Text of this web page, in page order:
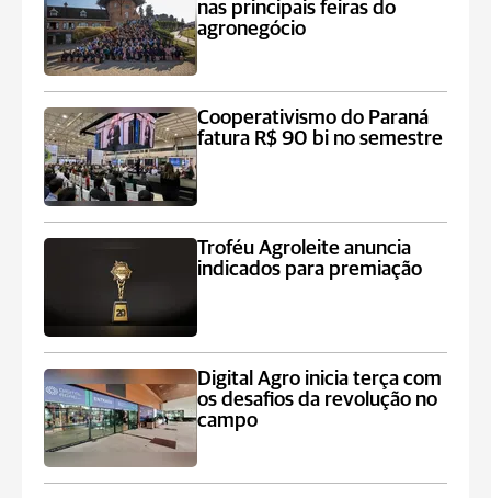
nas principais feiras do
agronegócio
Cooperativismo do Paraná
fatura R$ 90 bi no semestre
Troféu Agroleite anuncia
indicados para premiação
Digital Agro inicia terça com
os desafios da revolução no
campo